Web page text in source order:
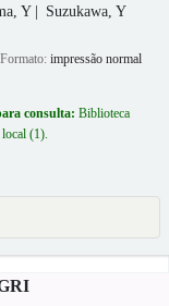
Y Suzukawa, Y
impressão normal
consulta: Biblioteca
(1).